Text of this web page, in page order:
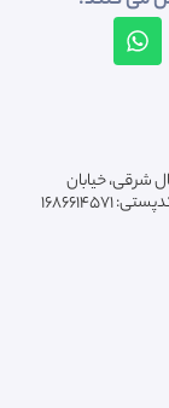
شرقی، خیابان